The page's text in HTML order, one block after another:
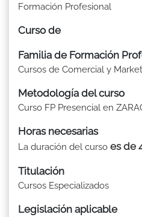
Formación Profesional
Curso de
Familia de Formación
Cursos de Comercial y
Metodología del curso
Curso FP Presencial en
Horas necesarias
La duración del curso es de
Titulación
Cursos Especializados
Legislación aplicable